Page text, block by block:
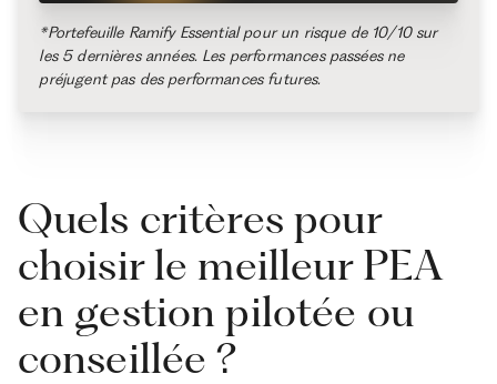
*Portefeuille Ramify Essential pour un risque de 10/10 sur
les 5 dernières années. Les performances passées ne
préjugent pas des performances futures.
Quels critères pour
choisir le meilleur PEA
en gestion pilotée ou
conseillée ?